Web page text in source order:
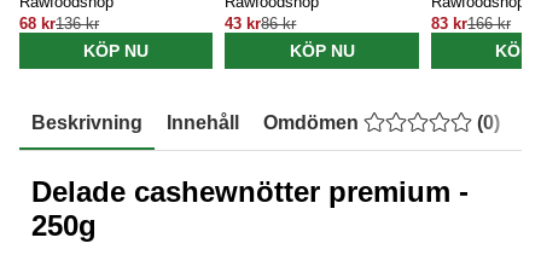
68 kr136 kr
KÖP NU
43 kr86 kr
KÖP NU
83 kr166 kr
KÖP
Beskrivning Innehåll Omdömen (0)
Delade cashewnötter premium -
250g